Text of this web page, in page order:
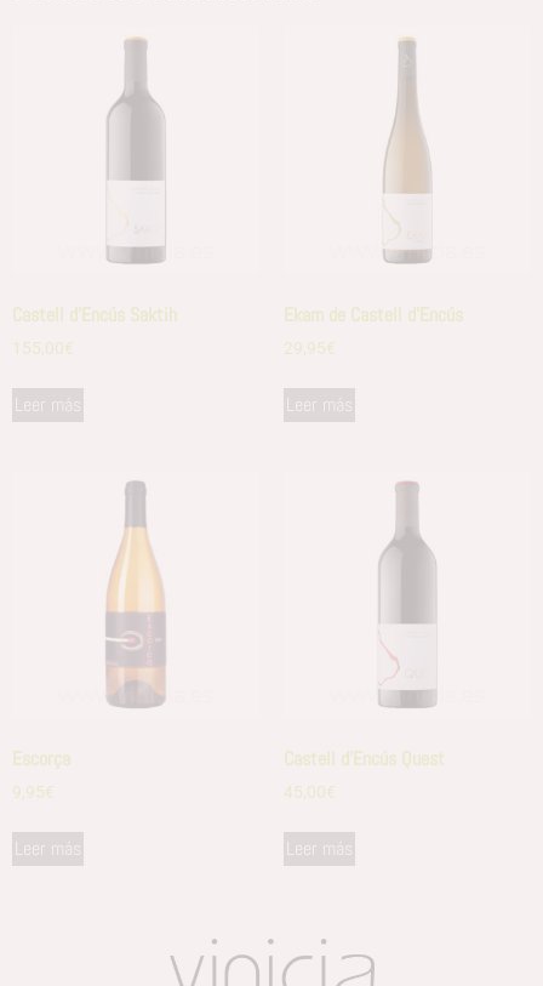
Castell d’Encús Saktih
155,00€
Leer más
Ekam de Castell d’Encús
29,95€
Leer más
Escorça
9,95€
Leer más
Castell d’Encús Quest
45,00€
Leer más